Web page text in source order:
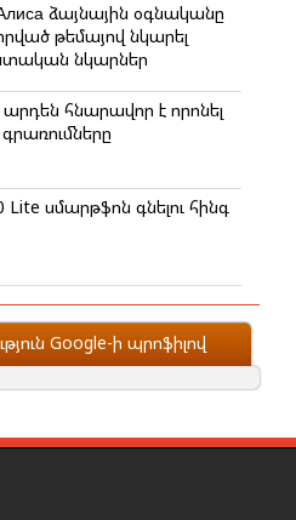
ձայնային օգնականը
թեմայով նկարել
նկարներ
արդեն հնարավոր է որոնել
գրառումները
Lite սմարթֆոն գնելու հինգ
Google-ի պրոֆիլով